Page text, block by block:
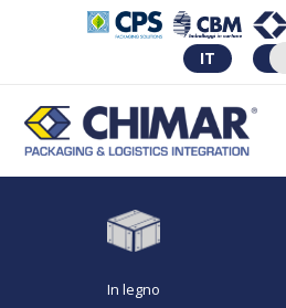
IT
In legno